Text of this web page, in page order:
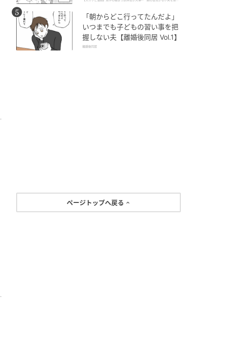
「朝からどこ行ってたんだよ」
いつまでも子どもの習い事を把
握しない夫【離婚後同居 Vol.1】
離婚後同居
ページトップへ戻る